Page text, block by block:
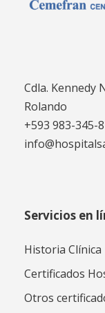
Cdla. Kennedy
Rolando
+593 983-345-
Servicios en
Historia Clínica
Certificados
Otros